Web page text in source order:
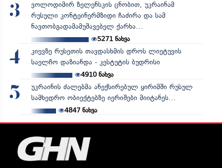
3
ვოლოდიმირ ზელენსკის ცნობით, უკრაინამ
რუსული კონტეინერმზიდი ჩაძირა და სამ
ნავთობგადამამუშავებელ ქარხა...
5271ნახვა
4
კიევზე რუსეთის თავდასხმის დროს ლიეტუვის
საელჩო დაზიანდა - კესტუტის ბუდრისი
4910ნახვა
5
უკრაინის ძალებმა ანექსირებულ ყირიმში რუსულ
სამხედრო ობიექტებზე იერიშები მიიტანეს...
4847ნახვა